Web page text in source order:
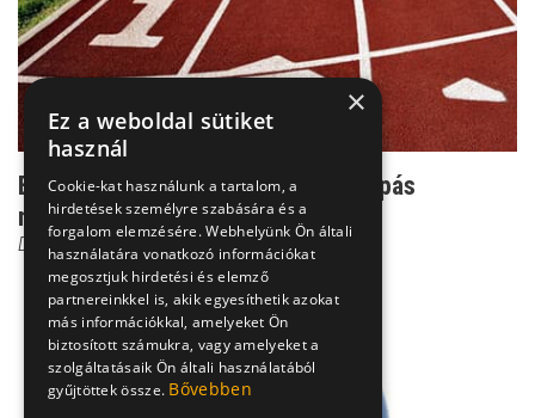
Extrém sportterhelés: az ízületi kopás
melegágya
Dr. Boross György
×
Ez a weboldal sütiket
használ
Cookie-kat használunk a tartalom, a
hirdetések személyre szabására és a
forgalom elemzésére. Webhelyünk Ön általi
használatára vonatkozó információkat
megosztjuk hirdetési és elemző
partnereinkkel is, akik egyesíthetik azokat
más információkkal, amelyeket Ön
biztosított számukra, vagy amelyeket a
szolgáltatásaik Ön általi használatából
gyűjtöttek össze. Bővebben